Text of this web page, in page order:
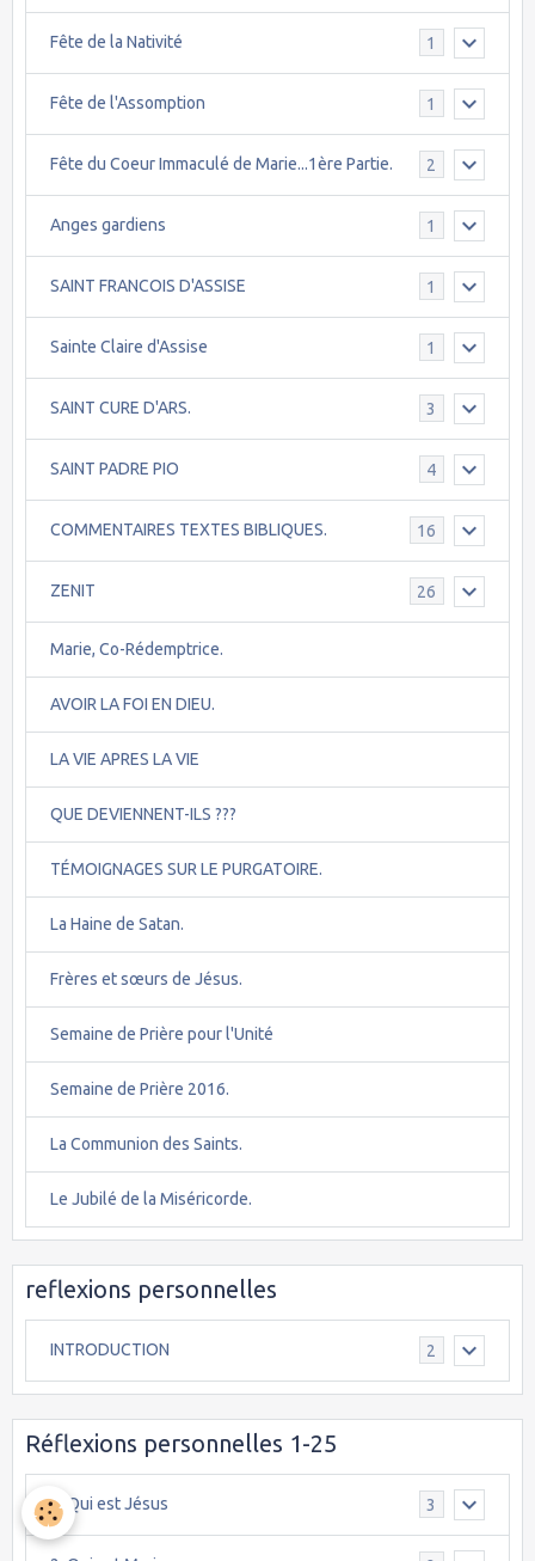
Fête de la Nativité 1
Fête de l'Assomption 1
Fête du Coeur Immaculé de Marie...1ère Partie. 2
Anges gardiens 1
SAINT FRANCOIS D'ASSISE 1
Sainte Claire d'Assise 1
SAINT CURE D'ARS. 3
SAINT PADRE PIO 4
COMMENTAIRES TEXTES BIBLIQUES. 16
ZENIT 26
Marie, Co-Rédemptrice.
AVOIR LA FOI EN DIEU.
LA VIE APRES LA VIE
QUE DEVIENNENT-ILS ???
TÉMOIGNAGES SUR LE PURGATOIRE.
La Haine de Satan.
Frères et sœurs de Jésus.
Semaine de Prière pour l'Unité
Semaine de Prière 2016.
La Communion des Saints.
Le Jubilé de la Miséricorde.
reflexions personnelles
INTRODUCTION 2
Réflexions personnelles 1-25
1. Qui est Jésus 3